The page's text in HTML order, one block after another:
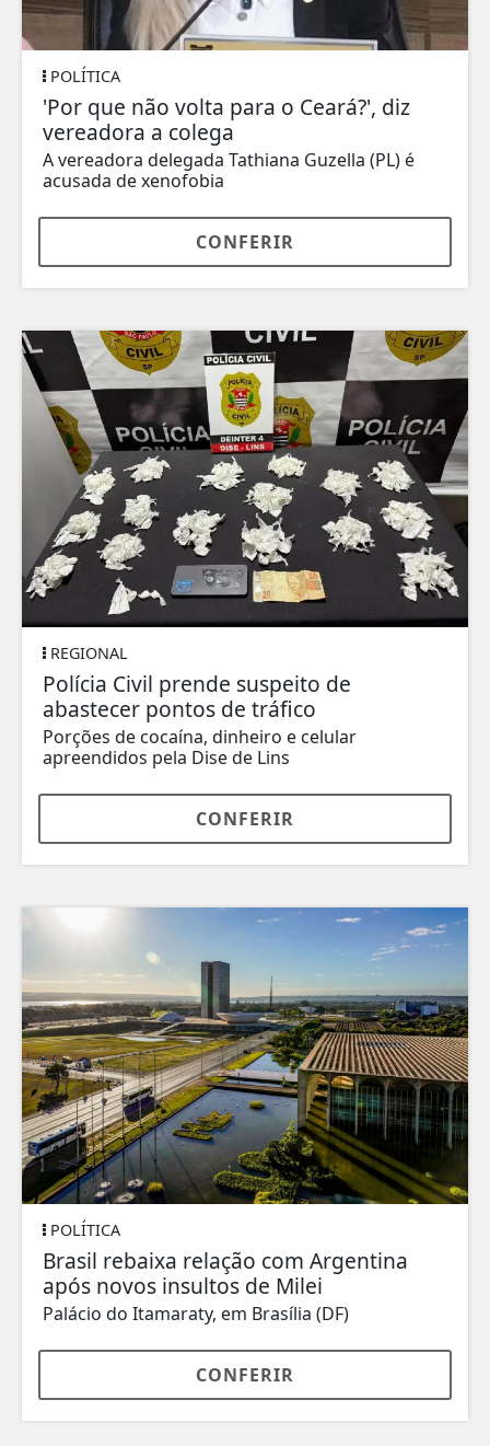
POLÍTICA
'Por que não volta para o Ceará?', diz
vereadora a colega
A vereadora delegada Tathiana Guzella (PL) é
acusada de xenofobia
CONFERIR
REGIONAL
Polícia Civil prende suspeito de
abastecer pontos de tráfico
Porções de cocaína, dinheiro e celular
apreendidos pela Dise de Lins
CONFERIR
POLÍTICA
Brasil rebaixa relação com Argentina
após novos insultos de Milei
Palácio do Itamaraty, em Brasília (DF)
CONFERIR